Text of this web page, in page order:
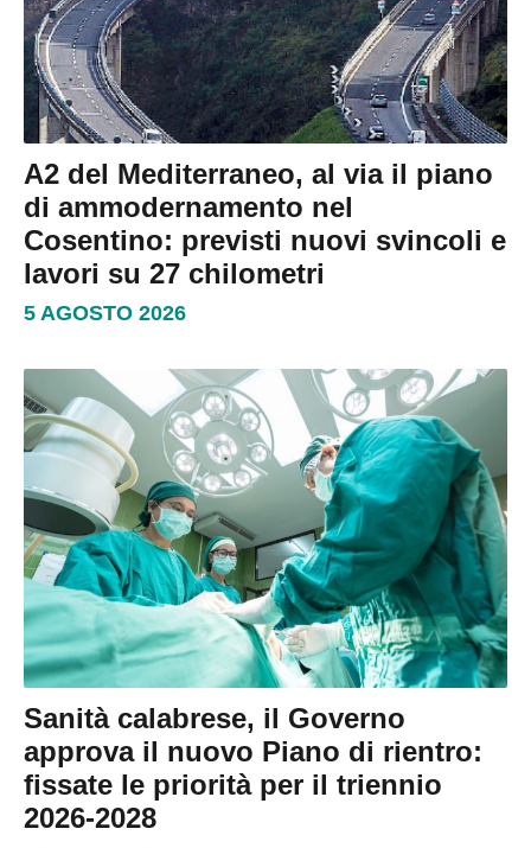
A2 del Mediterraneo, al via il piano
di ammodernamento nel
Cosentino: previsti nuovi svincoli e
lavori su 27 chilometri
5 AGOSTO 2026
Sanità calabrese, il Governo
approva il nuovo Piano di rientro:
fissate le priorità per il triennio
2026-2028